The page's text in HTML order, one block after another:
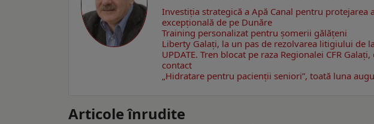
Investiția strategică a Apă Canal pentru
excepțională de pe Dunăre
Training personalizat pentru șomerii gălățeni
Liberty Galați, la un pas de rezolvarea litigiului de
UPDATE. Tren blocat pe raza Regionalei CFR
contact
„Hidratare pentru pacienții seniori”, toată luna
Articole înrudite